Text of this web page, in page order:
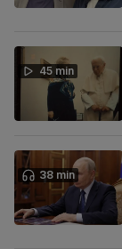
45 min
38 min